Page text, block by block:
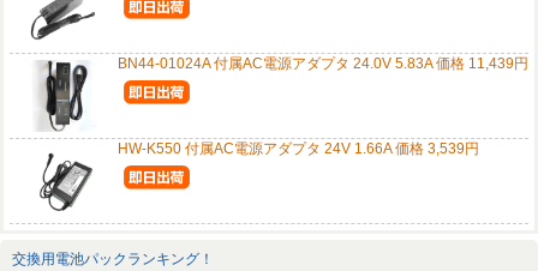
BN44-01024A 付属AC電源アダプタ 24.0V 5.83A 価格 11,439円
HW-K550 付属AC電源アダプタ 24V 1.66A 価格 3,539円
交換用電池パックランキング！